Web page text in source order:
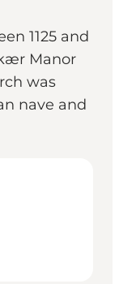
1125 and
Manor
was
nave and